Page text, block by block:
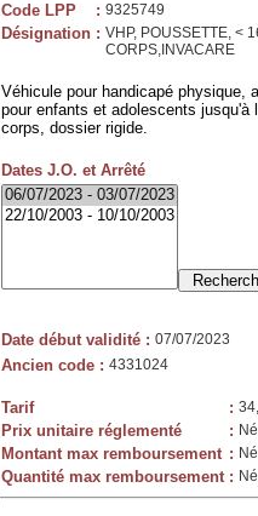
Code LPP : 9325749
Désignation : VHP, POUSSETTE, <
CORPS,INVACARE
Véhicule pour handicapé physique,
pour enfants et adolescents jusqu'à
corps, dossier rigide.
Dates J.O. et Arrêté
Date début validité : 07/07/2023
Ancien code : 4331024
Tarif :
Prix unitaire réglementé :
Montant max remboursement :
Quantité max remboursement :